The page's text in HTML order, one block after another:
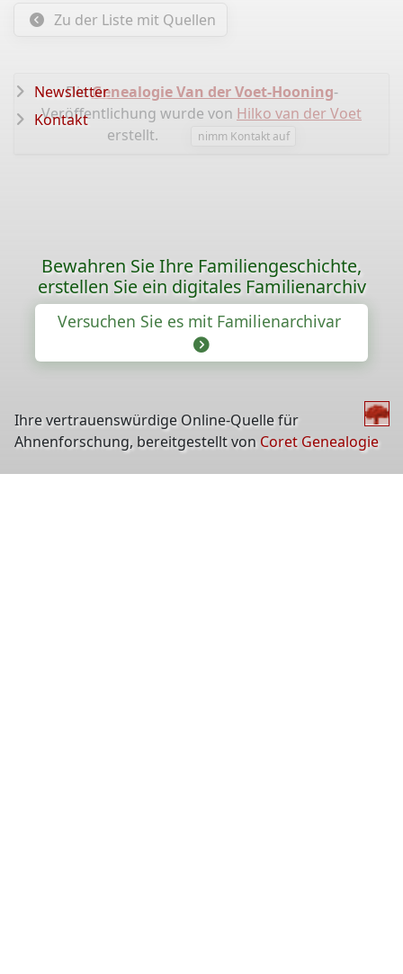
Zu der Liste mit Quellen
DieGenealogie Van der Voet-Hooning-
Veröffentlichung wurde von Hilko van der Voet
erstellt.
nimm Kontakt auf
Newsletter
Kontakt
Bewahren Sie Ihre Familiengeschichte,
erstellen Sie ein digitales Familienarchiv
Versuchen Sie es mit Familienarchivar
Ihre vertrauenswürdige Online-Quelle für
Ahnenforschung, bereitgestellt von Coret Genealogie